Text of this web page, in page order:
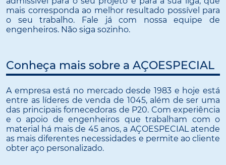
mais corresponda ao melhor resultado possível para
o seu trabalho. Fale já com nossa equipe de
engenheiros. Não siga sozinho.
Conheça mais sobre a AÇOESPECIAL
A empresa está no mercado desde 1983 e hoje está
entre as líderes de venda de 1045, além de ser uma
das principais fornecedoras de P20. Com experiência
e o apoio de engenheiros que trabalham com o
material há mais de 45 anos, a AÇOESPECIAL atende
as mais diferentes necessidades e permite ao cliente
obter aço personalizado.